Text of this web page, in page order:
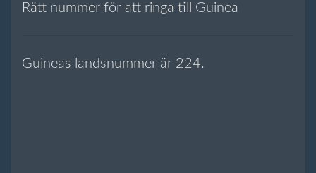
Rätt nummer för att ringa till Guinea
Guineas landsnummer är 224.